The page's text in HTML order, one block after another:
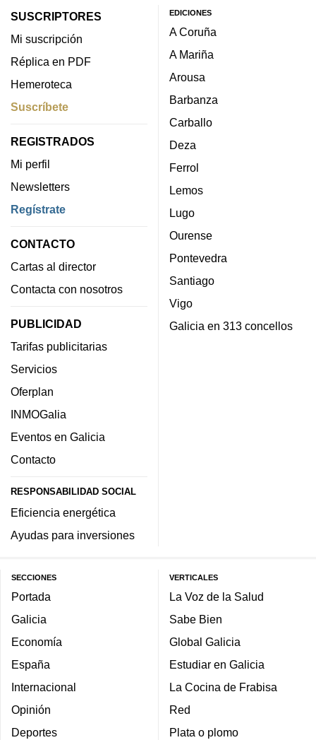
SUSCRIPTORES
Mi suscripción
Réplica en PDF
Hemeroteca
Suscríbete
REGISTRADOS
Mi perfil
Newsletters
Regístrate
CONTACTO
Cartas al director
Contacta con nosotros
PUBLICIDAD
Tarifas publicitarias
Servicios
Oferplan
INMOGalia
Eventos en Galicia
Contacto
RESPONSABILIDAD SOCIAL
Eficiencia energética
Ayudas para inversiones
EDICIONES
A Coruña
A Mariña
Arousa
Barbanza
Carballo
Deza
Ferrol
Lemos
Lugo
Ourense
Pontevedra
Santiago
Vigo
Galicia en 313 concellos
SECCIONES
Portada
Galicia
Economía
España
Internacional
Opinión
Deportes
VERTICALES
La Voz de la Salud
Sabe Bien
Global Galicia
Estudiar en Galicia
La Cocina de Frabisa
Red
Plata o plomo